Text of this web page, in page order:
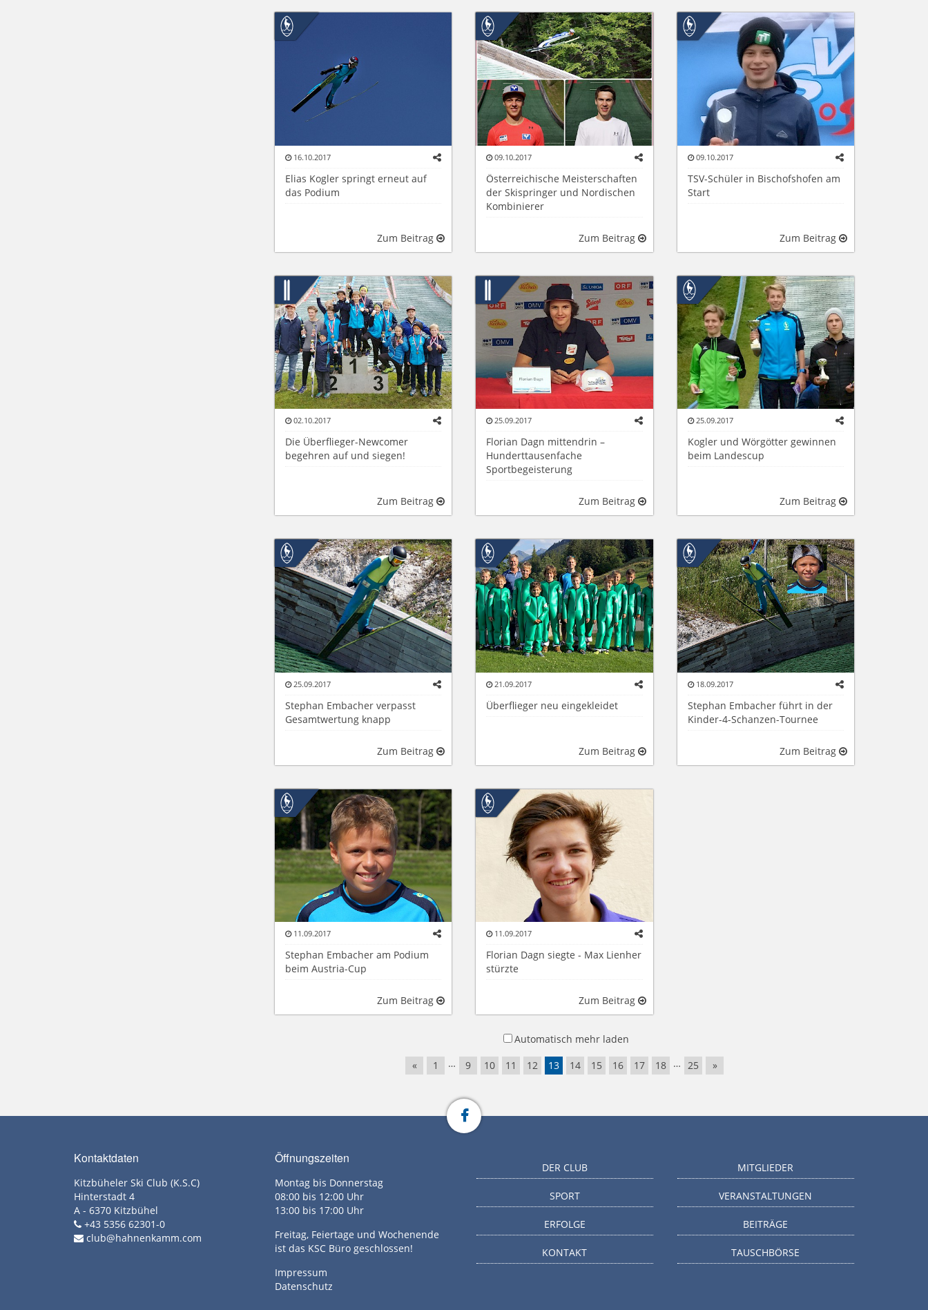
16.10.2017
Elias Kogler springt erneut auf
das Podium
Zum Beitrag
09.10.2017
Österreichische Meisterschaften
der Skispringer und Nordischen
Kombinierer
Zum Beitrag
09.10.2017
TSV-Schüler in Bischofshofen am
Start
Zum Beitrag
02.10.2017
Die Überflieger-Newcomer
begehren auf und siegen!
Zum Beitrag
25.09.2017
Florian Dagn mittendrin –
Hunderttausenfache
Sportbegeisterung
Zum Beitrag
25.09.2017
Kogler und Wörgötter gewinnen
beim Landescup
Zum Beitrag
25.09.2017
Stephan Embacher verpasst
Gesamtwertung knapp
Zum Beitrag
21.09.2017
Überflieger neu eingekleidet
Zum Beitrag
18.09.2017
Stephan Embacher führt in der
Kinder-4-Schanzen-Tournee
Zum Beitrag
11.09.2017
Stephan Embacher am Podium
beim Austria-Cup
Zum Beitrag
11.09.2017
Florian Dagn siegte - Max Lienher
stürzte
Zum Beitrag
Automatisch mehr laden
«
1 … 9 10 11 12 13 14 15 16 17 18 … 25 »
Kontaktdaten
Kitzbüheler Ski Club (K.S.C)
Hinterstadt 4
A - 6370 Kitzbühel
+43 5356 62301-0
club@hahnenkamm.com
Öffnungszeiten
Montag bis Donnerstag
08:00 bis 12:00 Uhr
13:00 bis 17:00 Uhr
Freitag, Feiertage und Wochenende
ist das KSC Büro geschlossen!
Impressum
Datenschutz
DER CLUB
SPORT
ERFOLGE
KONTAKT
MITGLIEDER
VERANSTALTUNGEN
BEITRÄGE
TAUSCHBÖRSE